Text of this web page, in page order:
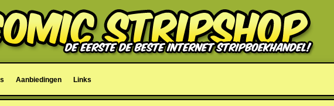
Aanbiedingen Links